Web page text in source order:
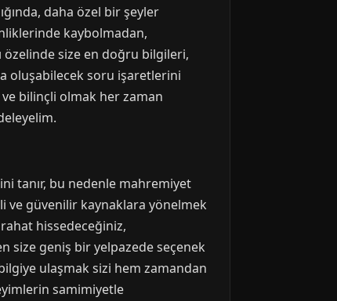
daha özel bir şeyler
kaybolmadan,
özelinde size en doğru bilgileri,
oluşabilecek soru işaretlerini
ve bilinçli olmak her zaman
tanır, bu nedenle mahremiyet
ve güvenilir kaynaklara yönelmek
hissedeceğiniz,
size geniş bir yelpazede seçenek
ulaşmak sizi hem zamandan
samimiyetle